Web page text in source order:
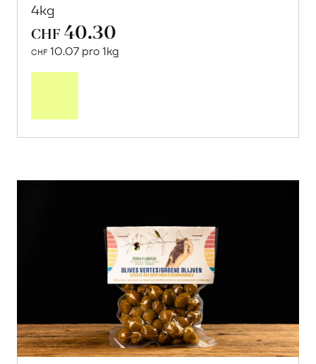
4kg
CHF 40.30
CHF 10.07 pro 1kg
Post